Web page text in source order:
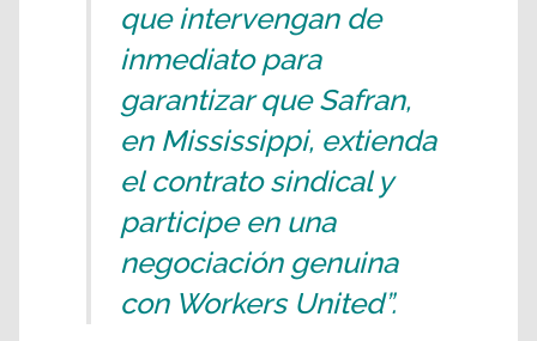
que intervengan de
inmediato para
garantizar que Safran,
en Mississippi, extienda
el contrato sindical y
participe en una
negociación genuina
con Workers United”.